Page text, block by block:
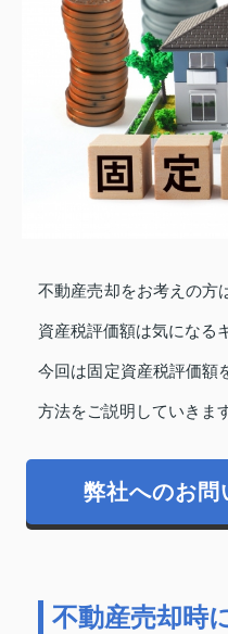
不動産売却をお考えの方
資産税評価額は気になる
今回は固定資産税評価額
方法をご説明していきま
弊社へのお問
不動産売却時